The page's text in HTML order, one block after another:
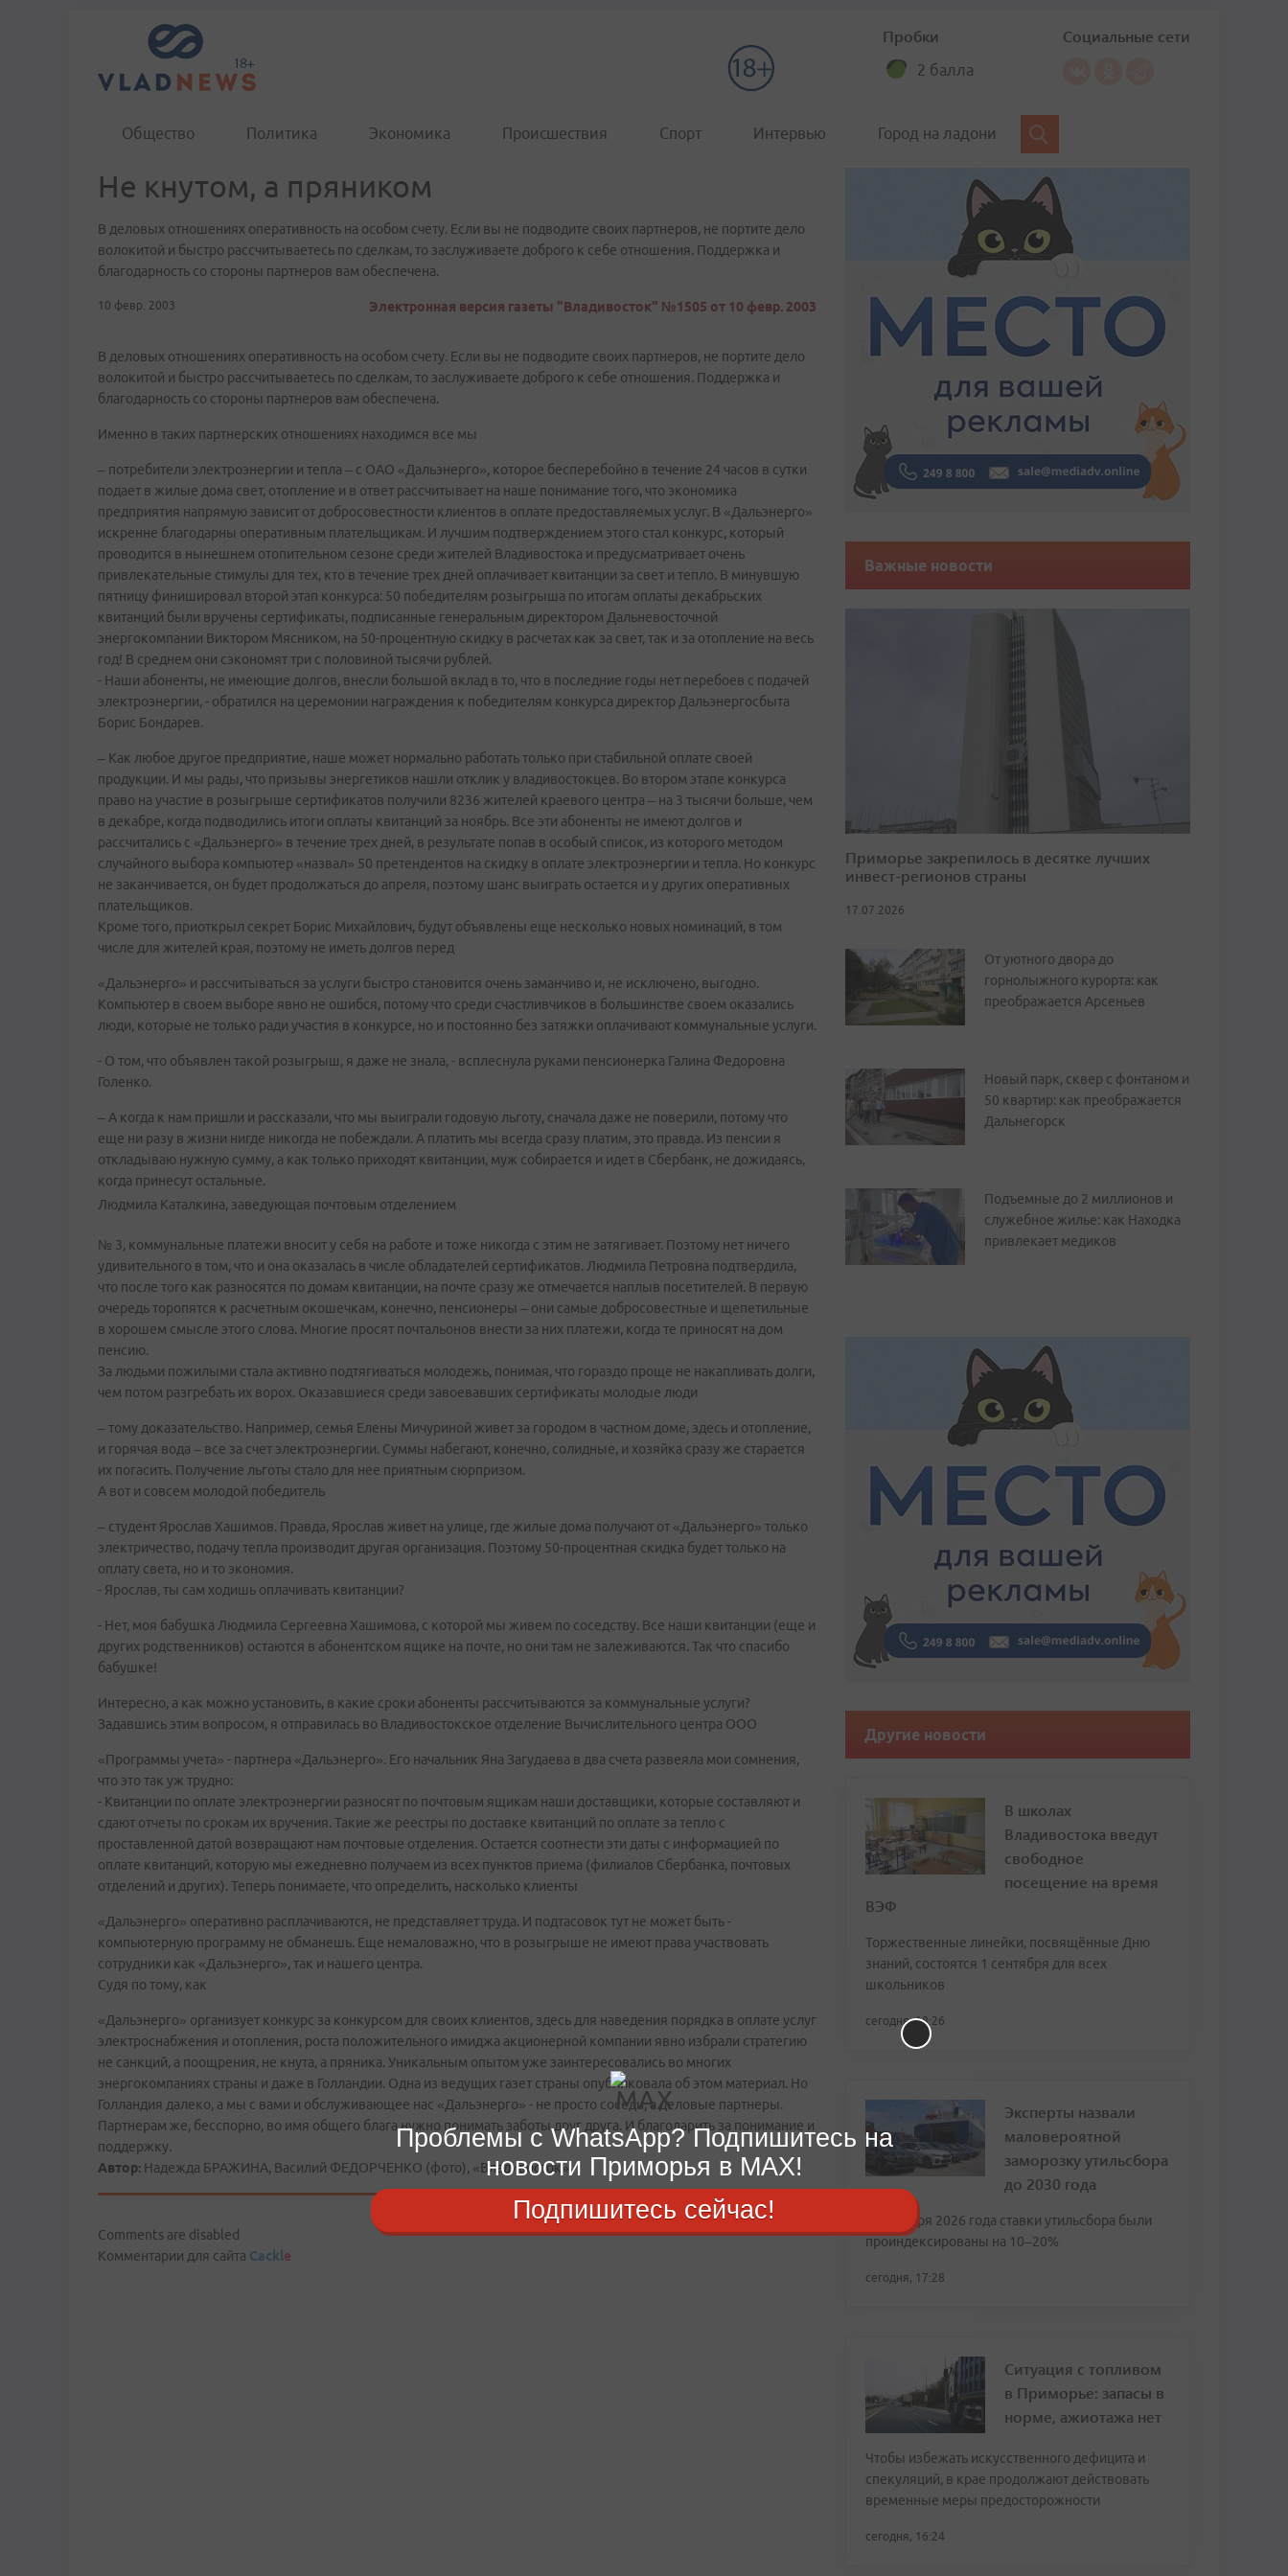
Пробки
2 балла
Социальные сети
Общество Политика Экономика Происшествия Спорт Интервью Город на ладони
Не кнутом, а пряником
В деловых отношениях оперативность на особом счету. Если вы не подводите своих партнеров, не портите дело
волокитой и быстро рассчитываетесь по сделкам, то заслуживаете доброго к себе отношения. Поддержка и
благодарность со стороны партнеров вам обеспечена.
10 февр. 2003 Электронная версия газеты "Владивосток" №1505 от 10 февр. 2003
В деловых отношениях оперативность на особом счету. Если вы не подводите своих партнеров, не портите дело
волокитой и быстро рассчитываетесь по сделкам, то заслуживаете доброго к себе отношения. Поддержка и
благодарность со стороны партнеров вам обеспечена.
Именно в таких партнерских отношениях находимся все мы
– потребители электроэнергии и тепла – с ОАО «Дальэнерго», которое бесперебойно в течение 24 часов в сутки
подает в жилые дома свет, отопление и в ответ рассчитывает на наше понимание того, что экономика
предприятия напрямую зависит от добросовестности клиентов в оплате предоставляемых услуг. В «Дальэнерго»
искренне благодарны оперативным плательщикам. И лучшим подтверждением этого стал конкурс, который
проводится в нынешнем отопительном сезоне среди жителей Владивостока и предусматривает очень
привлекательные стимулы для тех, кто в течение трех дней оплачивает квитанции за свет и тепло. В минувшую
пятницу финишировал второй этап конкурса: 50 победителям розыгрыша по итогам оплаты декабрьских
квитанций были вручены сертификаты, подписанные генеральным директором Дальневосточной
энергокомпании Виктором Мясником, на 50-процентную скидку в расчетах как за свет, так и за отопление на весь
год! В среднем они сэкономят три с половиной тысячи рублей.
- Наши абоненты, не имеющие долгов, внесли большой вклад в то, что в последние годы нет перебоев с подачей
электроэнергии, - обратился на церемонии награждения к победителям конкурса директор Дальэнергосбыта
Борис Бондарев.
– Как любое другое предприятие, наше может нормально работать только при стабильной оплате своей
продукции. И мы рады, что призывы энергетиков нашли отклик у владивостокцев. Во втором этапе конкурса
право на участие в розыгрыше сертификатов получили 8236 жителей краевого центра – на 3 тысячи больше, чем
в декабре, когда подводились итоги оплаты квитанций за ноябрь. Все эти абоненты не имеют долгов и
рассчитались с «Дальэнерго» в течение трех дней, в результате попав в особый список, из которого методом
случайного выбора компьютер «назвал» 50 претендентов на скидку в оплате электроэнергии и тепла. Но конкурс
не заканчивается, он будет продолжаться до апреля, поэтому шанс выиграть остается и у других оперативных
плательщиков.
Кроме того, приоткрыл секрет Борис Михайлович, будут объявлены еще несколько новых номинаций, в том
числе для жителей края, поэтому не иметь долгов перед
«Дальэнерго» и рассчитываться за услуги быстро становится очень заманчиво и, не исключено, выгодно.
Компьютер в своем выборе явно не ошибся, потому что среди счастливчиков в большинстве своем оказались
люди, которые не только ради участия в конкурсе, но и постоянно без затяжки оплачивают коммунальные услуги.
- О том, что объявлен такой розыгрыш, я даже не знала, - всплеснула руками пенсионерка Галина Федоровна
Голенко.
– А когда к нам пришли и рассказали, что мы выиграли годовую льготу, сначала даже не поверили, потому что
еще ни разу в жизни нигде никогда не побеждали. А платить мы всегда сразу платим, это правда. Из пенсии я
откладываю нужную сумму, а как только приходят квитанции, муж собирается и идет в Сбербанк, не дожидаясь,
когда принесут остальные.
Людмила Каталкина, заведующая почтовым отделением
№ 3, коммунальные платежи вносит у себя на работе и тоже никогда с этим не затягивает. Поэтому нет ничего
удивительного в том, что и она оказалась в числе обладателей сертификатов. Людмила Петровна подтвердила,
что после того как разносятся по домам квитанции, на почте сразу же отмечается наплыв посетителей. В первую
очередь торопятся к расчетным окошечкам, конечно, пенсионеры – они самые добросовестные и щепетильные
в хорошем смысле этого слова. Многие просят почтальонов внести за них платежи, когда те приносят на дом
пенсию.
За людьми пожилыми стала активно подтягиваться молодежь, понимая, что гораздо проще не накапливать долги,
чем потом разгребать их ворох. Оказавшиеся среди завоевавших сертификаты молодые люди
– тому доказательство. Например, семья Елены Мичуриной живет за городом в частном доме, здесь и отопление,
и горячая вода – все за счет электроэнергии. Суммы набегают, конечно, солидные, и хозяйка сразу же старается
их погасить. Получение льготы стало для нее приятным сюрпризом.
А вот и совсем молодой победитель
– студент Ярослав Хашимов. Правда, Ярослав живет на улице, где жилые дома получают от «Дальэнерго» только
электричество, подачу тепла производит другая организация. Поэтому 50-процентная скидка будет только на
оплату света, но и то экономия.
- Ярослав, ты сам ходишь оплачивать квитанции?
- Нет, моя бабушка Людмила Сергеевна Хашимова, с которой мы живем по соседству. Все наши квитанции (еще и
других родственников) остаются в абонентском ящике на почте, но они там не залеживаются. Так что спасибо
бабушке!
Интересно, а как можно установить, в какие сроки абоненты рассчитываются за коммунальные услуги?
Задавшись этим вопросом, я отправилась во Владивостокское отделение Вычислительного центра ООО
«Программы учета» - партнера «Дальэнерго». Его начальник Яна Загудаева в два счета развеяла мои сомнения,
что это так уж трудно:
- Квитанции по оплате электроэнергии разносят по почтовым ящикам наши доставщики, которые составляют и
сдают отчеты по срокам их вручения. Такие же реестры по доставке квитанций по оплате за тепло с
проставленной датой возвращают нам почтовые отделения. Остается соотнести эти даты с информацией по
оплате квитанций, которую мы ежедневно получаем из всех пунктов приема (филиалов Сбербанка, почтовых
отделений и других). Теперь понимаете, что определить, насколько клиенты
«Дальэнерго» оперативно расплачиваются, не представляет труда. И подтасовок тут не может быть -
компьютерную программу не обманешь. Еще немаловажно, что в розыгрыше не имеют права участвовать
сотрудники как «Дальэнерго», так и нашего центра.
Судя по тому, как
«Дальэнерго» организует конкурс за конкурсом для своих клиентов, здесь для наведения порядка в оплате услуг
электроснабжения и отопления, роста положительного имиджа акционерной компании явно избрали стратегию
не санкций, а поощрения, не кнута, а пряника. Уникальным опытом уже заинтересовались во многих
энергокомпаниях страны и даже в Голландии. Одна из ведущих газет страны опубликовала об этом материал. Но
Голландия далеко, а мы с вами и обслуживающее нас «Дальэнерго» - не просто соседи, а деловые партнеры.
Партнерам же, бесспорно, во имя общего блага нужно понимать заботы друг друга. И благодарить за понимание и
поддержку.
Автор: Надежда БРАЖИНА, Василий ФЕДОРЧЕНКО (фото), «Владивосток»
Comments are disabled
Комментарии для сайта Cackle
Важные новости
Приморье закрепилось в десятке лучших
инвест-регионов страны
17.07.2026
От уютного двора до
горнолыжного курорта: как
преображается Арсеньев
Новый парк, сквер с фонтаном и
50 квартир: как преображается
Дальнегорск
Подъемные до 2 миллионов и
служебное жилье: как Находка
привлекает медиков
Другие новости
В школах
Владивостока введут
свободное
посещение на время
ВЭФ
Торжественные линейки, посвящённые Дню
знаний, состоятся 1 сентября для всех
школьников
сегодня, 18:26
Эксперты назвали
маловероятной
заморозку утильсбора
до 2030 года
С 1 января 2026 года ставки утильсбора были
проиндексированы на 10–20%
сегодня, 17:28
Ситуация с топливом
в Приморье: запасы в
норме, ажиотажа нет
Чтобы избежать искусственного дефицита и
спекуляций, в крае продолжают действовать
временные меры предосторожности
сегодня, 16:24
Проблемы с WhatsApp? Подпишитесь на
новости Приморья в MAX!
Подпишитесь сейчас!